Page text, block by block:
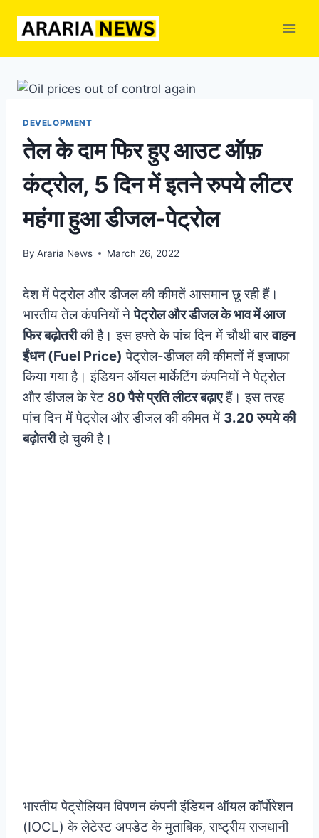
DEVELOPMENT
तेल के दाम फिर हुए आउट ऑफ़
कंट्रोल, 5 दिन में इतने रुपये लीटर
महंगा हुआ डीजल-पेट्रोल
By Araria News March 26, 2022
देश में पेट्रोल और डीजल की कीमतें आसमान छू रही हैं।
भारतीय तेल कंपनियों नेपेट्रोल और डीजल के भाव में आज
फिर बढ़ोतरीकी है। इस हफ्ते के पांच दिन में चौथी बारवाहन
ईंधन (Fuel Price) पेट्रोल-डीजल की कीमतों में इजाफा
किया गया है। इंडियन ऑयल मार्केटिंग कंपनियों ने पेट्रोल
और डीजल के रेट 80 पैसे प्रति लीटर बढ़ाएहैं। इस तरह
पांच दिन में पेट्रोल और डीजल की कीमत में 3.20 रुपये की
बढ़ोतरीहो चुकी है।
भारतीय पेट्रोलियम विपणन कंपनी इंडियन ऑयल कॉर्पोरेशन
(IOCL) के लेटेस्ट अपडेट के मुताबिक, राष्ट्रीय राजधानी